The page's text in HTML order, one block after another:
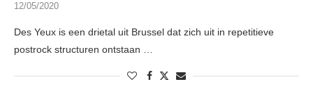
12/05/2020
Des Yeux is een drietal uit Brussel dat zich uit in repetitieve
postrock structuren ontstaan …